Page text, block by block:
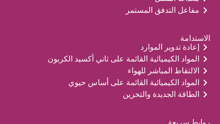
مفاعل التدفق المستمر
الاستدامة
إعادة تدوير الموارد
المواد الكيميائية القائمة على ثاني أكسيد الكربون
الالتقاط المباشر للهواء
المواد الكيميائية القائمة على أساس حيوي
الطاقة الجديدة والتخزين